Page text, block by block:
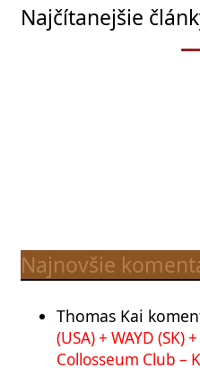
Najčítanejšie
Najnovšie
Thomas Kai
(USA) + WAYD (SK)
Collosseum Club –